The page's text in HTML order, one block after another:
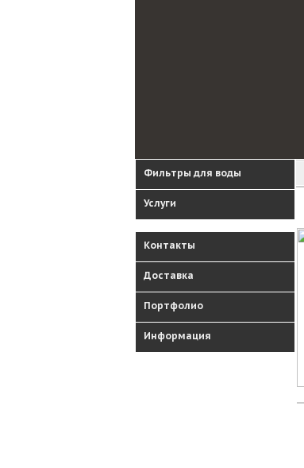
Фильтры для воды
Услуги
Контакты
Доставка
Портфолио
Информация